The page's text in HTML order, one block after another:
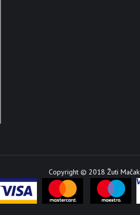
Copyright © 2018 Žuti Mačak